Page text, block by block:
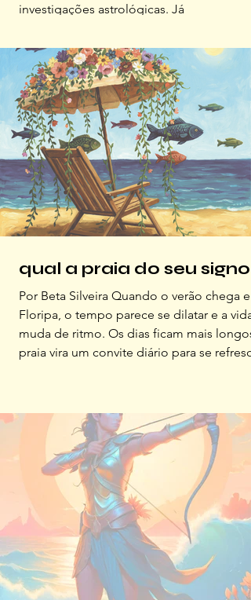
investigações astrológicas. Já
signos e, agora que sabemos um pouco
mais, vamos aprofundar – como diria
Sócrates – aproveitando a presença do sol
novamente em áries para iniciar novas
aventuras do conhecimento e apreciar
mais sabedoria esse momento tão intenso
em nosso planeta. “ Quando a situação for
boa, desfrute-a; quando a situação for
transfor
qual a praia do seu signo
Por Beta Silveira Quando o verão chega
Floripa, o tempo parece se dilatar e a vida
muda de ritmo. Os dias ficam mais
praia vira um convite diário para se
mais leve, alegre e aberto a novas
experiências. Astrologicamente, a estação
começa dia 21 de dezembro, com o Sol
Capricórnio, lembrando que prazer e
disciplina podem caminhar